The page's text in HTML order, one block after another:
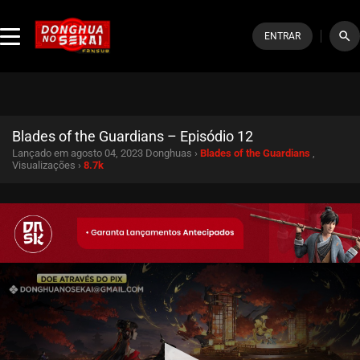
ENTRAR search
Blades of the Guardians – Episódio 12
Lançado em agosto 04, 2023 Donghuas › Blades of the Guardians
Visualizações › 8.7k